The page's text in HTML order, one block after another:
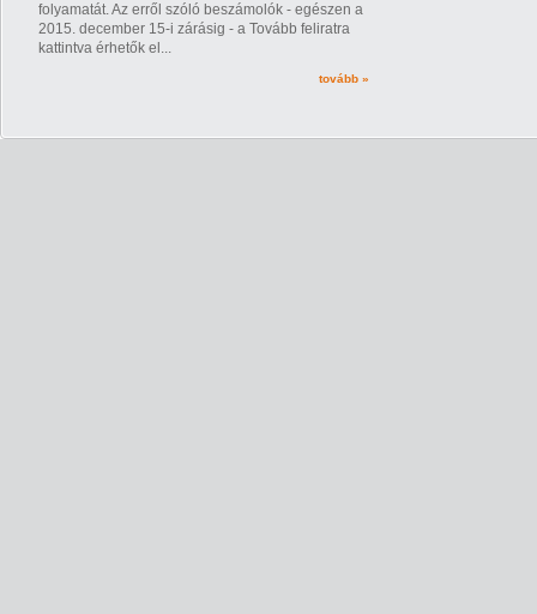
folyamatát. Az erről szóló beszámolók - egészen a
2015. december 15-i zárásig - a Tovább feliratra
kattintva érhetők el...
tovább »